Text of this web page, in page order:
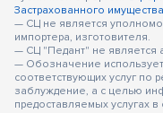
Застрахованного имущества
— СЦ не является
импортера, изготовителя.
— СЦ "Педант" не является
— Обозначение
соответствующих услуг по
заблуждение, а с целью
предоставляемых услугах